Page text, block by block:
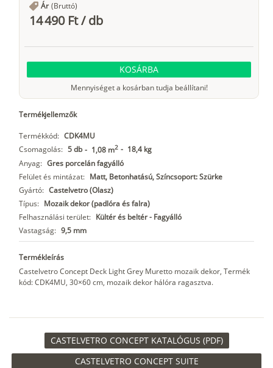
Ár (Bruttó)
14 490 Ft/db
KOSÁRBA
Mennyiséget a kosárban tudja beállítani!
Termékjellemzők
Termékkód: CDK4MU
Csomagolás: 5 db - 1,08 m2 - 18,4 kg
Anyag: Gres porcelán fagyálló
Felület és mintázat: Matt, Betonhatású, Színcsoport: Szürke
Gyártó: Castelvetro (Olasz)
Típus: Mozaik dekor (padlóra és falra)
Felhasználási terület: Kültér és beltér - Fagyálló
Vastagság: 9,5 mm
Termékleírás
Castelvetro Concept Deck Light Grey Muretto mozaik dekor, Termék
kód: CDK4MU, 30×60 cm, mozaik dekor hálóra ragasztva.
CASTELVETRO CONCEPT KATALÓGUS (PDF)
CASTELVETRO CONCEPT SUITE